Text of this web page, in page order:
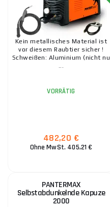
Kein metallisches Material ist
vor diesem Raubtier sicher !
Schweißen: Aluminium (nicht nu
...
VORRÄTIG
482,20 €
Ohne MwSt. 405,21 €
PANTERMAX
Selbstabdunkelnde Kapuze
2000